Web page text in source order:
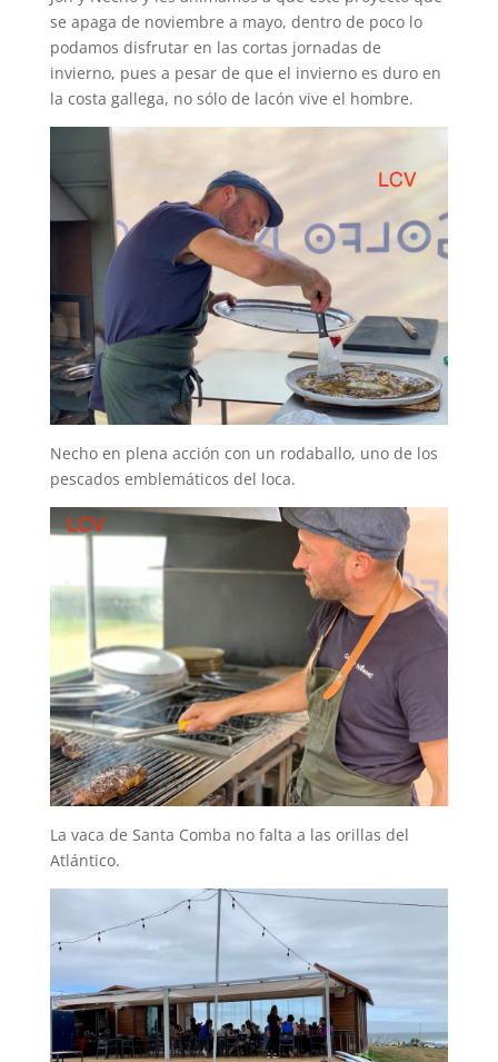
se apaga de noviembre a mayo, dentro de poco lo
podamos disfrutar en las cortas jornadas de
invierno, pues a pesar de que el invierno es duro en
la costa gallega, no sólo de lacón vive el hombre.
Necho en plena acción con un rodaballo, uno de los
pescados emblemáticos del loca.
La vaca de Santa Comba no falta a las orillas del
Atlántico.